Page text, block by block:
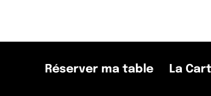
Réserver ma table La